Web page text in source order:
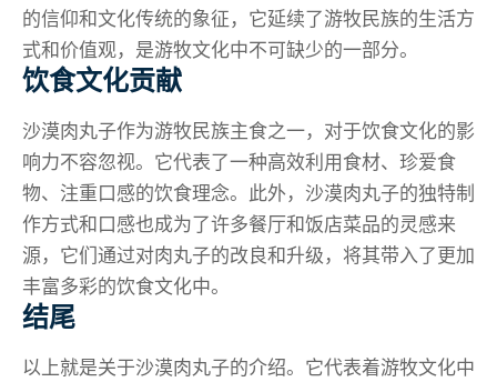
的信仰和文化传统的象征，它延续了游牧民族的生活方
式和价值观，是游牧文化中不可缺少的一部分。
饮食文化贡献
沙漠肉丸子作为游牧民族主食之一，对于饮食文化的影
响力不容忽视。它代表了一种高效利用食材、珍爱食
物、注重口感的饮食理念。此外，沙漠肉丸子的独特制
作方式和口感也成为了许多餐厅和饭店菜品的灵感来
源，它们通过对肉丸子的改良和升级，将其带入了更加
丰富多彩的饮食文化中。
结尾
以上就是关于沙漠肉丸子的介绍。它代表着游牧文化中